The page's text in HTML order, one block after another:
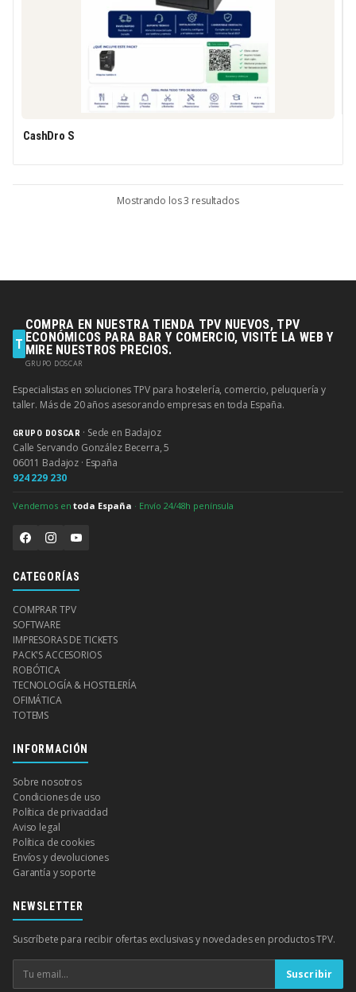
CashDro S
Mostrando los 3 resultados
T
COMPRA EN NUESTRA TIENDA TPV NUEVOS, TPV
ECONÓMICOS PARA BAR Y COMERCIO, VISITE LA WEB Y
MIRE NUESTROS PRECIOS.
GRUPO DOSCAR
Especialistas en soluciones TPV para hostelería, comercio, peluquería y
taller. Más de 20 años asesorando empresas en toda España.
GRUPO DOSCAR · Sede en Badajoz
Calle Servando González Becerra, 5
06011 Badajoz · España
924 229 230
Vendemos entoda España · Envío 24/48h península
CATEGORÍAS
COMPRAR TPV
SOFTWARE
IMPRESORAS DE TICKETS
PACK'S ACCESORIOS
ROBÓTICA
TECNOLOGÍA & HOSTELERÍA
OFIMÁTICA
TOTEMS
INFORMACIÓN
Sobre nosotros
Condiciones de uso
Política de privacidad
Aviso legal
Política de cookies
Envíos y devoluciones
Garantía y soporte
NEWSLETTER
Suscríbete para recibir ofertas exclusivas y novedades en productos TPV.
Suscribir